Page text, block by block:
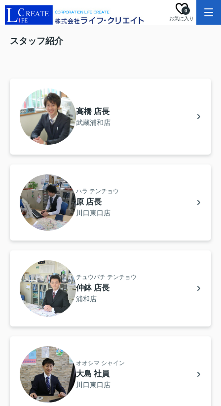
お気に入り
0
スタッフ紹介
高橋 店長
武蔵浦和店
ハラ テンチョウ
原 店長
川口東口店
チュウバチ テンチョウ
仲鉢 店長
浦和店
オオシマ シャイン
大島 社員
川口東口店